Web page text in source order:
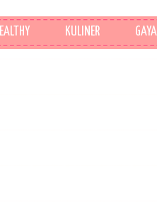
KULINER